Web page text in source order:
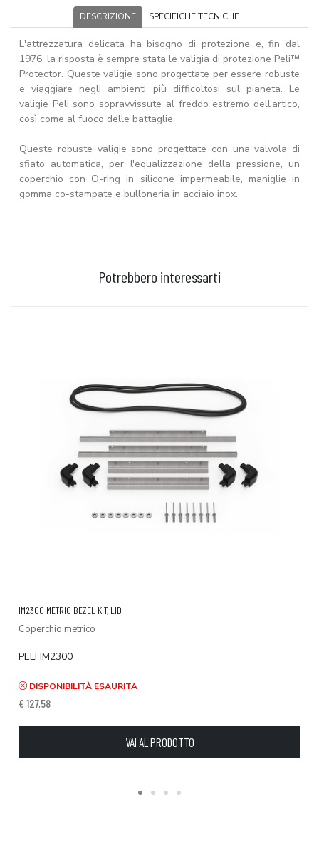
DESCRIZIONE SPECIFICHE TECNICHE
L'attrezzatura delicata ha bisogno di protezione e, fin dal
1976, la risposta è sempre stata le valigia di protezione Peli™
Protector. Queste valigie sono progettate per essere robuste
e viaggiare negli ambienti più difficoltosi sul pianeta. Le
valigie Peli sono sopravvissute al freddo estremo dell'artico,
così come al fuoco delle battaglie.
Queste robuste valigie sono progettate con una valvola di
sfiato automatica, per l'equalizzazione della pressione, un
coperchio con O-ring in silicone impermeabile, maniglie in
gomma co-stampate e bulloneria in acciaio inox.
Potrebbero interessarti
AGGIUNGI AL CARRELLO
IM2300 METRIC BEZEL KIT, LID
Coperchio metrico
PELI IM2300
DISPONIBILITÀ ESAURITA
€ 127,58
VAI AL PRODOTTO